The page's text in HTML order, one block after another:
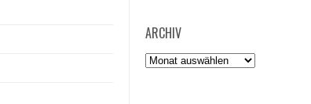
ARCHIV
Archiv